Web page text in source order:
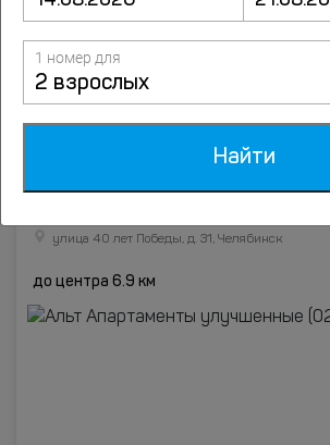
Альт Апартаменты улучшенные
улица 40 лет Победы, д. 31, Челябинск
до центра 6.9 км
1 номер для
2 взрослых
Найти